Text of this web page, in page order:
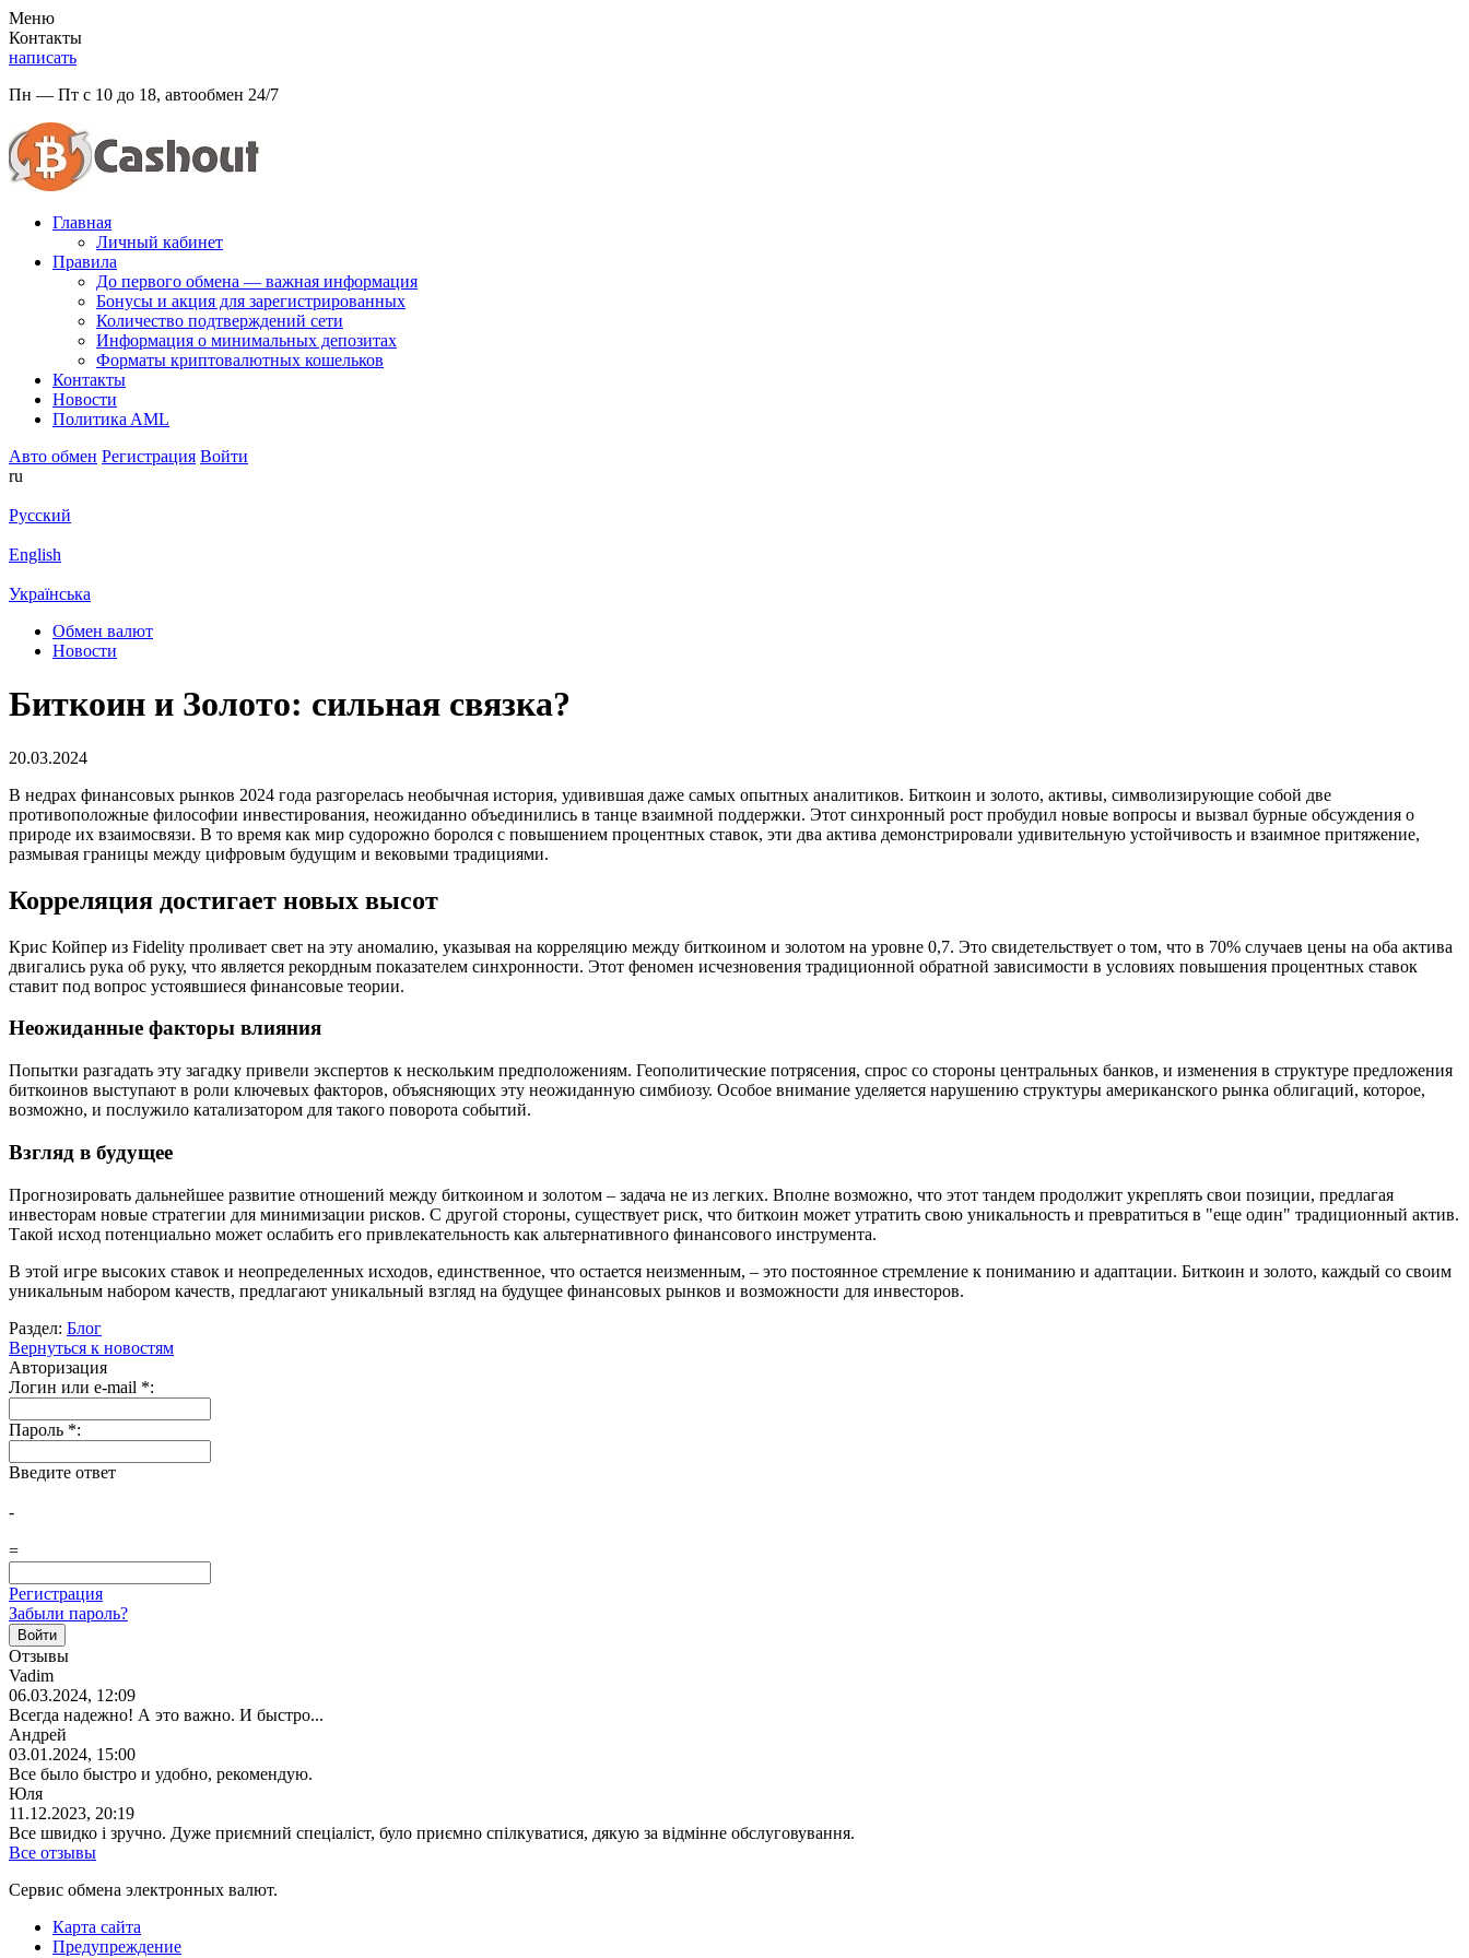
Меню
Контакты
написать
Пн — Пт с 10 до 18, автообмен 24/7
Главная
Личный кабинет
Правила
До первого обмена — важная информация
Бонусы и акция для зарегистрированных
Количество подтверждений сети
Информация о минимальных депозитах
Форматы криптовалютных кошельков
Контакты
Новости
Политикa AML
Авто обмен Регистрация Войти
ru
Русский
English
Українська
Обмен валют
Новости
Биткоин и Золото: сильная связка?
20.03.2024
В недрах финансовых рынков 2024 года разгорелась необычная история, удивившая даже самых опытных аналитиков. Биткоин и золото, активы, символизирующие собой две
противоположные философии инвестирования, неожиданно объединились в танце взаимной поддержки. Этот синхронный рост пробудил новые вопросы и вызвал бурные обсуждения о
природе их взаимосвязи. В то время как мир судорожно боролся с повышением процентных ставок, эти два актива демонстрировали удивительную устойчивость и взаимное притяжение,
размывая границы между цифровым будущим и вековыми традициями.
Корреляция достигает новых высот
Крис Койпер из Fidelity проливает свет на эту аномалию, указывая на корреляцию между биткоином и золотом на уровне 0,7. Это свидетельствует о том, что в 70% случаев цены на оба актива
двигались рука об руку, что является рекордным показателем синхронности. Этот феномен исчезновения традиционной обратной зависимости в условиях повышения процентных ставок
ставит под вопрос устоявшиеся финансовые теории.
Неожиданные факторы влияния
Попытки разгадать эту загадку привели экспертов к нескольким предположениям. Геополитические потрясения, спрос со стороны центральных банков, и изменения в структуре предложения
биткоинов выступают в роли ключевых факторов, объясняющих эту неожиданную симбиозу. Особое внимание уделяется нарушению структуры американского рынка облигаций, которое,
возможно, и послужило катализатором для такого поворота событий.
Взгляд в будущее
Прогнозировать дальнейшее развитие отношений между биткоином и золотом – задача не из легких. Вполне возможно, что этот тандем продолжит укреплять свои позиции, предлагая
инвесторам новые стратегии для минимизации рисков. С другой стороны, существует риск, что биткоин может утратить свою уникальность и превратиться в "еще один" традиционный актив.
Такой исход потенциально может ослабить его привлекательность как альтернативного финансового инструмента.
В этой игре высоких ставок и неопределенных исходов, единственное, что остается неизменным, – это постоянное стремление к пониманию и адаптации. Биткоин и золото, каждый со своим
уникальным набором качеств, предлагают уникальный взгляд на будущее финансовых рынков и возможности для инвесторов.
Раздел: Блог
Вернуться к новостям
Авторизация
Логин или e-mail *:
Пароль *:
Введите ответ
-
=
Регистрация
Забыли пароль?
Отзывы
Vadim
06.03.2024, 12:09
Всегда надежно! А это важно. И быстро...
Андрей
03.01.2024, 15:00
Все было быстро и удобно, рекомендую.
Юля
11.12.2023, 20:19
Все швидко і зручно. Дуже приємний спеціаліст, було приємно спілкуватися, дякую за відмінне обслуговування.
Все отзывы
Сервис обмена электронных валют.
Карта сайта
Предупреждение